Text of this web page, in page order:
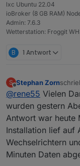
lxc Ubuntu 22.04
ioBroker (8 GB RAM)
Admin: 7.6.3
Wetterstation: Froggit
B 1 Antwort
S
Offline
Stephan Zorn
@rene55 Vielen
wurden gestern
Antwort war heute
Installation lief auf
Wechselrichtern
Minuten Daten